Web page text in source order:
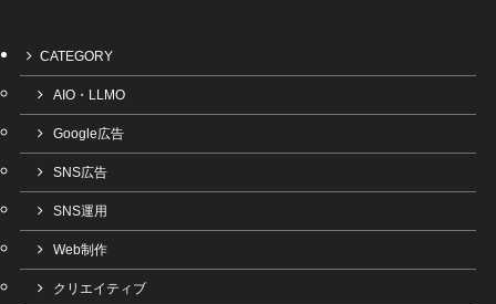
CATEGORY
AIO・LLMO
Google広告
SNS広告
SNS運用
Web制作
クリエイティブ